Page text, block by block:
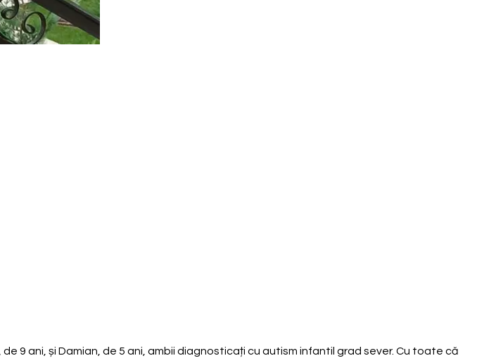
9 ani, și Damian, de 5 ani, ambii diagnosticați cu autism infantil grad sever. Cu toate că